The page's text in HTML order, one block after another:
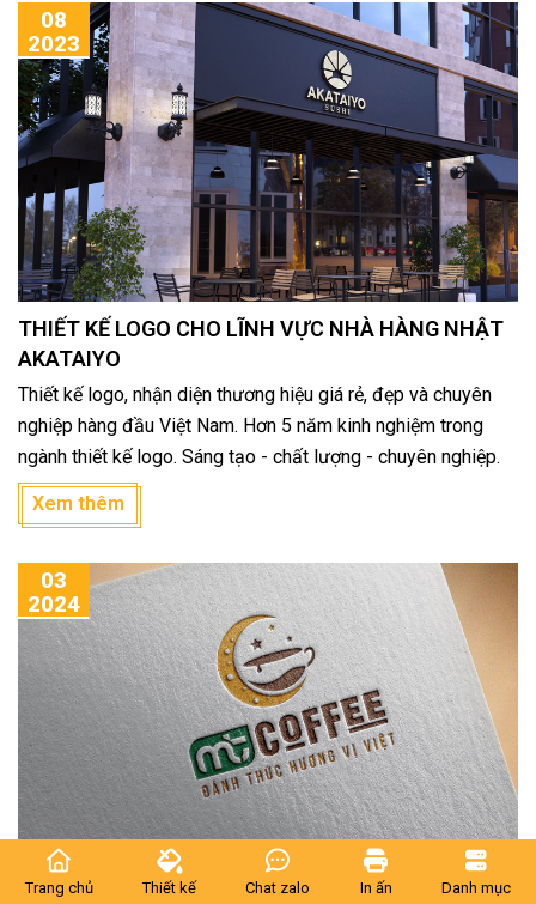
sách 5 công ty quảng cáo tốt nhất tại Bình Dương do In Ấn
Bình Dương nghiên cứu và thu thập.
THIẾT KẾ LOGO CHO LĨNH VỰC NHÀ HÀNG NHẬT
AKATAIYO
Thiết kế logo, nhận diện thương hiệu giá rẻ, đẹp và chuyên
nghiệp hàng đầu Việt Nam. Hơn 5 năm kinh nghiệm trong
ngành thiết kế logo. Sáng tạo - chất lượng - chuyên nghiệp.
Xem thêm
08
2023
THIẾT KẾ LOGO MT COFFEE CỦA HÀNG COFFEE
03
2024
Trang chủ Thiết kế Chat zalo In ấn Danh mục